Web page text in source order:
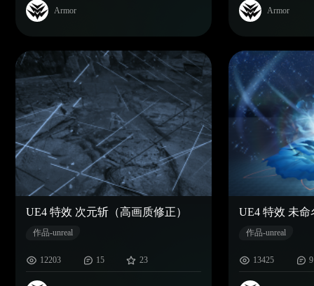
Armor Armor
UE4 特效 次元斩（高画质修正）
作品-unreal
12203 15 23
UE4 特效 未命
作品-unreal
13425 9